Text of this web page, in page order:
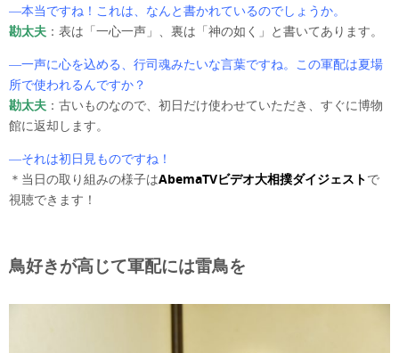
―本当ですね！これは、なんと書かれているのでしょうか。
勘太夫 ：表は「一心一声」、裏は「神の如く」と書いてあります。
―一声に心を込める、行司魂みたいな言葉ですね。この軍配は夏場
所で使われるんですか？
勘太夫 ：古いものなので、初日だけ使わせていただき、すぐに博物
館に返却します。
―それは初日見ものですね！
＊当日の取り組みの様子はAbemaTVビデオ大相撲ダイジェストで
視聴できます！
鳥好きが高じて軍配には雷鳥を